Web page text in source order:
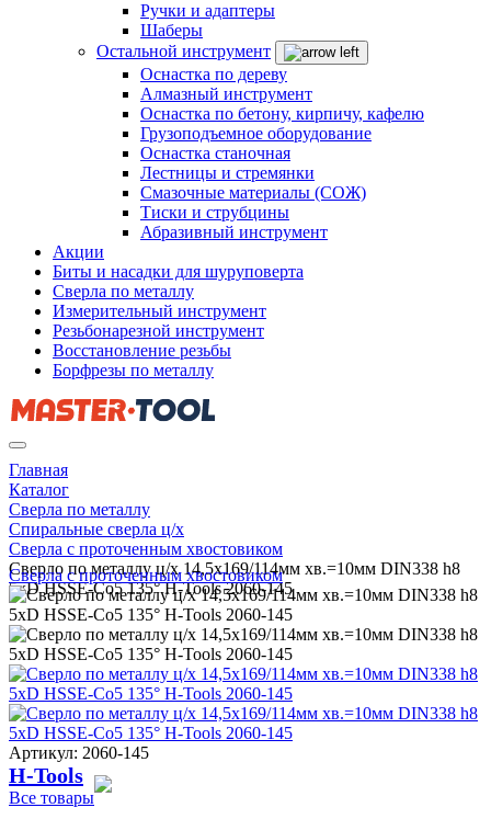
Ручки и адаптеры
Шаберы
Остальной инструмент
Оснастка по дереву
Алмазный инструмент
Оснастка по бетону, кирпичу, кафелю
Грузоподъемное оборудование
Оснастка станочная
Лестницы и стремянки
Смазочные материалы (СОЖ)
Тиски и струбцины
Абразивный инструмент
Акции
Биты и насадки для шуруповерта
Сверла по металлу
Измерительный инструмент
Резьбонарезной инструмент
Восстановление резьбы
Борфрезы по металлу
Главная
Каталог
Сверла по металлу
Спиральные сверла ц/х
Сверла с проточенным хвостовиком
Сверло по металлу ц/х 14,5x169/114мм хв.=10мм DIN338 h8
5xD HSSE-Co5 135° H-Tools 2060-145
Сверла с проточенным хвостовиком
Артикул: 2060-145
H-Tools
Все товары